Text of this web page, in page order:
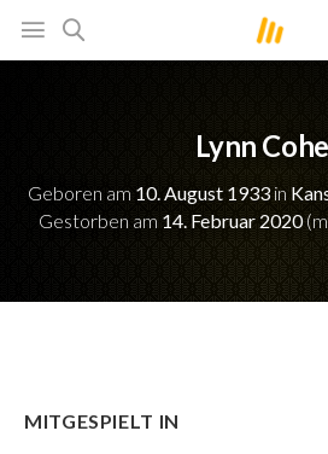
Lynn
Geboren am 10. August 1933in
Gestorben am 14. Februar 2020
MITGESPIELT IN